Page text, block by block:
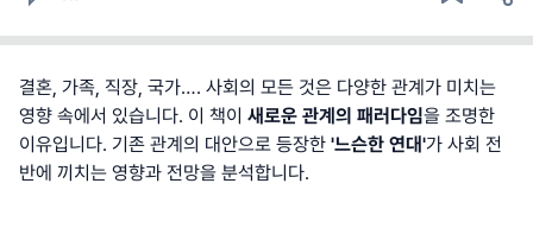
결혼, 가족, 직장, 국가…. 사회의 모든 것은 다양한 관계가 미치는
영향 속에서 있습니다. 이 책이 새로운 관계의 패러다임을 조명한
이유입니다. 기존 관계의 대안으로 등장한 '느슨한 연대'가 사회 전
반에 끼치는 영향과 전망을 분석합니다.